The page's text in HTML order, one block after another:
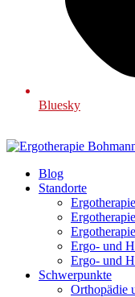
Bluesky
Blog
Standorte
Ergo- und
Ergo- und
Schwerpunkte
Orthopädie